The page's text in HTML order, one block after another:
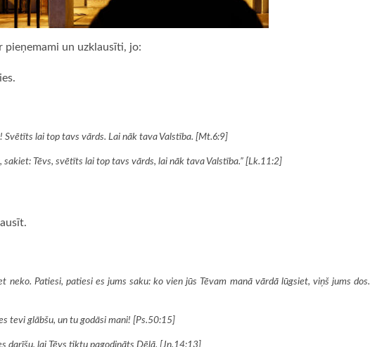
pieņemami un uzklausīti, jo:
Svētīts lai top tavs vārds. Lai nāk tava Valstība. [Mt.6:9]
sakiet: Tēvs, svētīts lai top tavs vārds, lai nāk tava Valstība.” [Lk.11:2]
neko. Patiesi, patiesi es jums saku: ko vien jūs Tēvam manā vārdā lūgsiet, viņš jums dos.
tevi glābšu, un tu godāsi mani! [Ps.50:15]
darīšu, lai Tēvs tiktu pagodināts Dēlā. [Jņ.14:13]